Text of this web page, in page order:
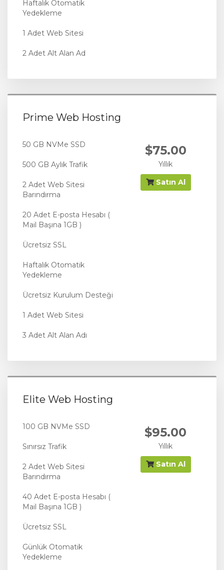
Haftalık Otomatik
Yedekleme
1 Adet Web Sitesi
2 Adet Alt Alan Ad
Prime Web Hosting
50 GB NVMe SSD
500 GB Aylık Trafik
2 Adet Web Sitesi
Barındırma
20 Adet E-posta Hesabı (
Mail Başına 1GB )
Ücretsiz SSL
Haftalık Otomatik
Yedekleme
Ücretsiz Kurulum Desteği
1 Adet Web Sitesi
3 Adet Alt Alan Adı
$75.00
Yıllık
Satın Al
Elite Web Hosting
100 GB NVMe SSD
Sınırsız Trafik
2 Adet Web Sitesi
Barındırma
40 Adet E-posta Hesabı (
Mail Başına 1GB )
Ücretsiz SSL
Günlük Otomatik
Yedekleme
$95.00
Yıllık
Satın Al